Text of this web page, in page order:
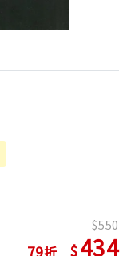
79
550
434